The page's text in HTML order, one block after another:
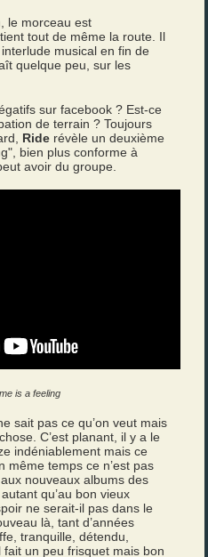
le morceau est
tout de même la route. Il
musical en fin de
quelque peu, sur les
sur facebook ? Est-ce
de terrain ? Toujours
Ride révèle un deuxième
bien plus conforme à
avoir du groupe.
is a feeling
sait pas ce qu’on veut mais
C’est planant, il y a le
indéniablement mais ce
même temps ce n’est pas
nouveaux albums des
qu’au bon vieux
ne serait-il pas dans le
là, tant d’années
tranquille, détendu,
un peu frisquet mais bon